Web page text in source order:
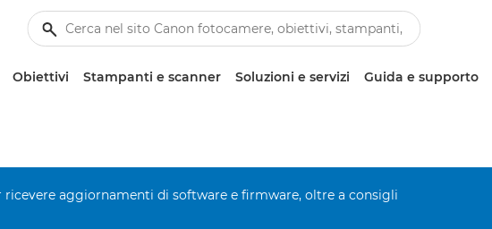
Obiettivi Stampanti e scanner Soluzioni e servizi Guida e supporto
aggiornamenti di software e firmware, oltre a consigli